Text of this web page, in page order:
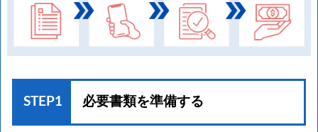
STEP1 必要書類を準備する